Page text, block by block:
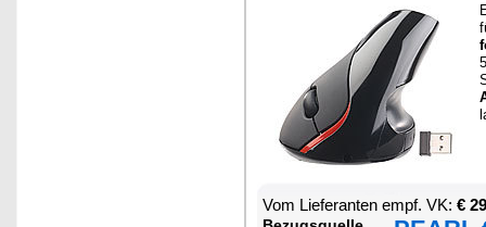
Vom Lie­fe­ran­ten empf. VK: €